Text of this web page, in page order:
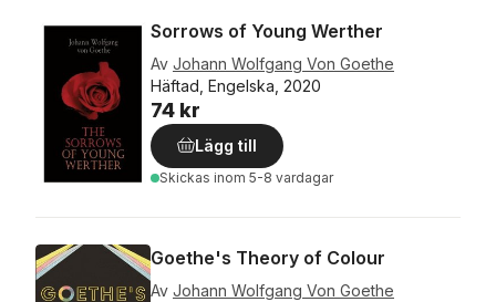
Sorrows of Young Werther
Av Johann Wolfgang Von Goethe
Häftad, Engelska, 2020
74 kr
Lägg till
Skickas inom 5-8 vardagar
Goethe's Theory of Colour
Av Johann Wolfgang Von Goethe